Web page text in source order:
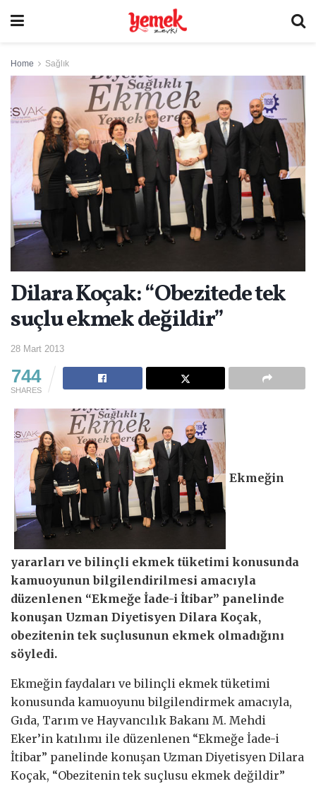
Home Sağlık
Dilara Koçak: “Obezitede tek
suçlu ekmek değildir”
28 Mart 2013
744
SHARES
Ekmeğin
yararları ve bilinçli ekmek tüketimi konusunda
kamuoyunun bilgilendirilmesi amacıyla
düzenlenen “Ekmeğe İade-i İtibar” panelinde
konuşan Uzman Diyetisyen Dilara Koçak,
obezitenin tek suçlusunun ekmek olmadığını
söyledi.
Ekmeğin faydaları ve bilinçli ekmek tüketimi
konusunda kamuoyunu bilgilendirmek amacıyla,
Gıda, Tarım ve Hayvancılık Bakanı M. Mehdi
Eker’in katılımı ile düzenlenen “Ekmeğe İade-i
İtibar” panelinde konuşan Uzman Diyetisyen Dilara
Koçak, “Obezitenin tek suçlusu ekmek değildir”